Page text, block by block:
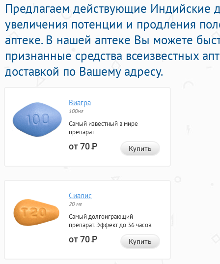
Предлагаем действующие Индийские
увеличения потенции и продления
аптеке. В нашей аптеке Вы можете
признанные средства всеизвестных
доставкой по Вашему адресу.
Виагра
100мг
Самый известный в мире
препарат
от 70Р Купить
Сиалис
20 мг
Самый долгоиграющий
препарат. Эффект до 36 часов.
от 70Р Купить